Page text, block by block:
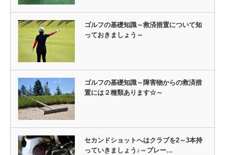
ゴルフの基礎知識～救済措置について知
っておきましょう～
ゴルフの基礎知識～障害物からの救済措
置には２種類あります☆～
セカンドショットへはクラブを2～3本持
っていきましょう♪～プレー…